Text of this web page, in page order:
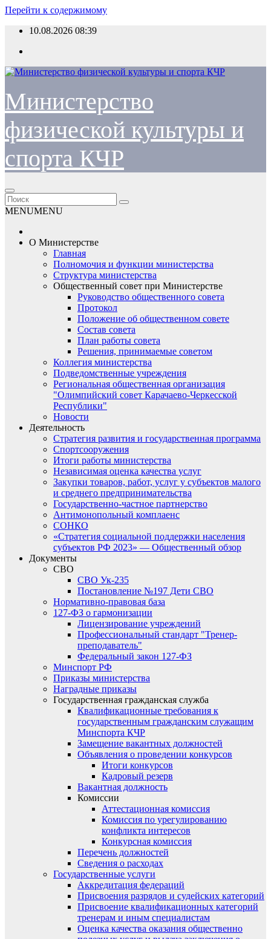
Перейти к содержимому
10.08.2026 08:39
Министерство
физической культуры и
спорта КЧР
MENUMENU
О Министерстве
Главная
Полномочия и функции министерства
Структура министерства
Общественный совет при Министерстве
Руководство общественного совета
Протокол
Положение об общественном совете
Состав совета
План работы совета
Решения, принимаемые советом
Коллегия министерства
Подведомственные учреждения
Региональная общественная организация
"Олимпийский совет Карачаево-Черкесской
Республики"
Новости
Деятельность
Стратегия развития и государственная программа
Спортсооружения
Итоги работы министерства
Независимая оценка качества услуг
Закупки товаров, работ, услуг у субъектов малого
и среднего предпринимательства
Государственно-частное партнерство
Антимонопольный комплаенс
СОНКО
«Стратегия социальной поддержки населения
субъектов РФ 2023» — Общественный обзор
Документы
СВО
СВО Ук-235
Постановление №197 Дети СВО
Нормативно-правовая база
127-ФЗ о гармонизации
Лицензирование учреждений
Профессиональный стандарт "Тренер-
преподаватель"
Федеральный закон 127-ФЗ
Минспорт РФ
Приказы министерства
Наградные приказы
Государственная гражданская служба
Квалификационные требования к
государственным гражданским служащим
Минспорта КЧР
Замещение вакантных должностей
Объявления о проведении конкурсов
Итоги конкурсов
Кадровый резерв
Вакантная должность
Комиссии
Аттестационная комиссия
Комиссия по урегулированию
конфликта интересов
Конкурсная комиссия
Перечень должностей
Сведения о расходах
Государственные услуги
Аккредитация федераций
Присвоения разрядов и судейских категорий
Присвоение квалификационных категорий
тренерам и иным специалистам
Оценка качества оказания общественно